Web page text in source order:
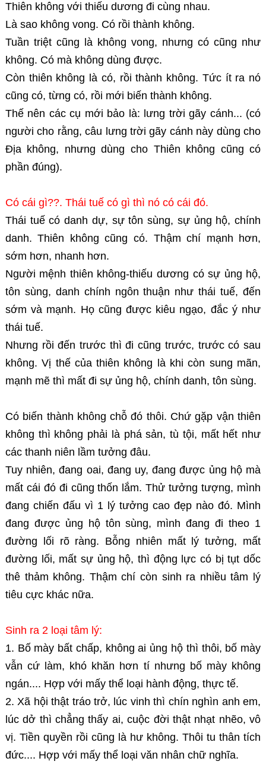
Thiên không với thiếu dương đi cùng nhau.
Là sao không vong. Có rồi thành không.
Tuần triệt cũng là không vong, nhưng có cũng như
không. Có mà không dùng được.
Còn thiên không là có, rồi thành không. Tức ít ra nó
cũng có, từng có, rồi mới biến thành không.
Thế nên các cụ mới bảo là: lưng trời gãy cánh... (có
người cho rằng, câu lưng trời gãy cánh này dùng cho
Địa không, nhưng dùng cho Thiên không cũng có
phần đúng).
Có cái gì??. Thái tuế có gì thì nó có cái đó.
Thái tuế có danh dự, sự tôn sùng, sự ủng hộ, chính
danh. Thiên không cũng có. Thậm chí mạnh hơn,
sớm hơn, nhanh hơn.
Người mệnh thiên không-thiếu dương có sự ủng hộ,
tôn sùng, danh chính ngôn thuận như thái tuế, đến
sớm và mạnh. Họ cũng được kiêu ngạo, đắc ý như
thái tuế.
Nhưng rồi đến trước thì đi cũng trước, trước có sau
không. Vị thế của thiên không là khi còn sung mãn,
mạnh mẽ thì mất đi sự ủng hộ, chính danh, tôn sùng.
Có biến thành không chỗ đó thôi. Chứ gặp vận thiên
không thì không phải là phá sản, tù tội, mất hết như
các thanh niên lầm tưởng đâu.
Tuy nhiên, đang oai, đang uy, đang được ủng hộ mà
mất cái đó đi cũng thốn lắm. Thử tưởng tượng, mình
đang chiến đấu vì 1 lý tưởng cao đẹp nào đó. Mình
đang được ủng hộ tôn sùng, mình đang đi theo 1
đường lối rõ ràng. Bỗng nhiên mất lý tưởng, mất
đường lối, mất sự ủng hộ, thì động lực có bị tụt dốc
thê thảm không. Thậm chí còn sinh ra nhiều tâm lý
tiêu cực khác nữa.
Sinh ra 2 loại tâm lý:
1. Bố mày bất chấp, không ai ủng hộ thì thôi, bố mày
vẫn cứ làm, khó khăn hơn tí nhưng bố mày không
ngán.... Hợp với mấy thể loại hành động, thực tế.
2. Xã hội thật tráo trở, lúc vinh thì chín nghìn anh em,
lúc dở thì chẳng thấy ai, cuộc đời thật nhạt nhẽo, vô
vị. Tiền quyền rồi cũng là hư không. Thôi tu thân tích
đức.... Hợp với mấy thể loại văn nhân chữ nghĩa.